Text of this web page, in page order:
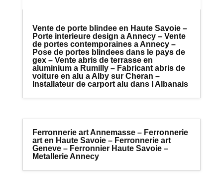
Vente de porte blindee en Haute Savoie –
Porte interieure design a Annecy – Vente
de portes contemporaines a Annecy –
Pose de portes blindees dans le pays de
gex – Vente abris de terrasse en
aluminium a Rumilly – Fabricant abris de
voiture en alu a Alby sur Cheran –
Installateur de carport alu dans l Albanais
Ferronnerie art Annemasse – Ferronnerie
art en Haute Savoie – Ferronnerie art
Geneve – Ferronnier Haute Savoie –
Metallerie Annecy